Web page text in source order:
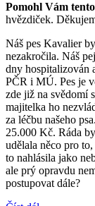
Pomohl Vám
hvězdiček.
Náš pes Kavalier
nezakročila. Náš
dny hospitalizován
PČR i MÚ. Pes je
zde již na svědomí
majitelka ho
za léčbu našeho
25.000 Kč. Ráda
udělala něco pro
to nahlásila jako
ale prý opravdu
postupovat dále?